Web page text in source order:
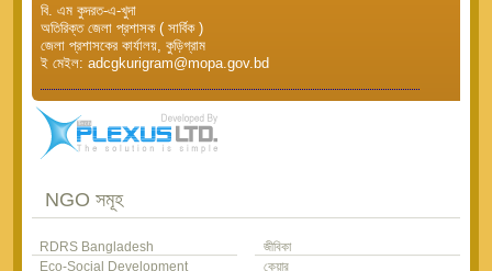
বি. এম কুদরত-এ-খুদা
অতিরিক্ত জেলা প্রশাসক ( সার্বিক )
জেলা প্রশাসকের কার্যালয়, কুড়িগ্রাম
ই মেইল: adcgkurigram@mopa.gov.bd
NGO সমূহ
RDRS Bangladesh
জীবিকা
Eco-Social Development
কেয়ার